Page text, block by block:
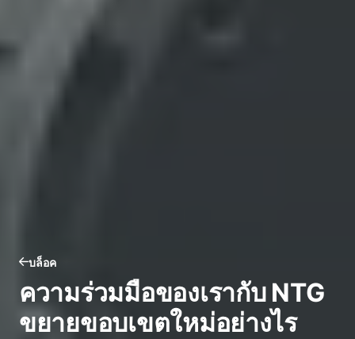
บล็อค
ความร่วมมือของเรากับ NTG
ขยายขอบเขตใหม่อย่างไร